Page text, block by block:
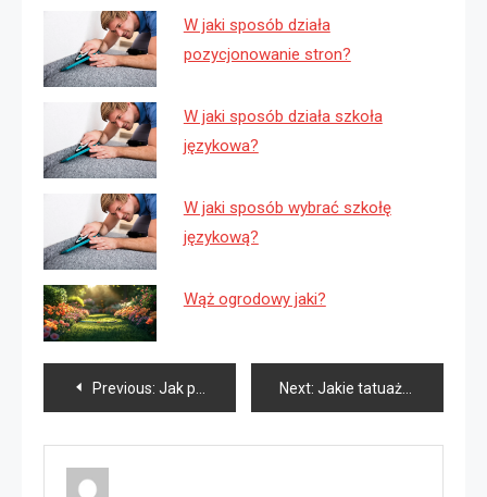
W jaki sposób działa
pozycjonowanie stron?
W jaki sposób działa szkoła
językowa?
W jaki sposób wybrać szkołę
językową?
Wąż ogrodowy jaki?
Nawigacja
wpisu
Previous: Jak połączyć tatuaże na rękaw? Next: Jakie tatuaże są teraz modne?